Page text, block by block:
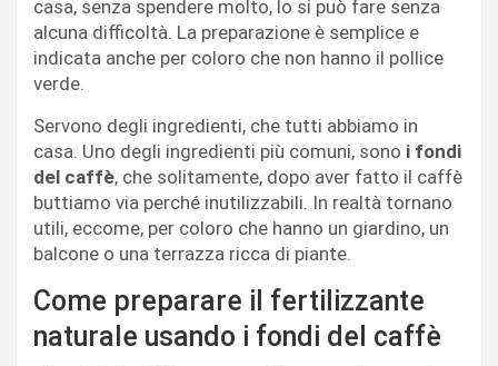
casa, senza spendere molto, lo si può fare senza
alcuna difficoltà. La preparazione è semplice e
indicata anche per coloro che non hanno il pollice
verde.
Servono degli ingredienti, che tutti abbiamo in
casa. Uno degli ingredienti più comuni, sono i fondi
del caffè, che solitamente, dopo aver fatto il caffè
buttiamo via perché inutilizzabili. In realtà tornano
utili, eccome, per coloro che hanno un giardino, un
balcone o una terrazza ricca di piante.
Come preparare il fertilizzante
naturale usando i fondi del caffè